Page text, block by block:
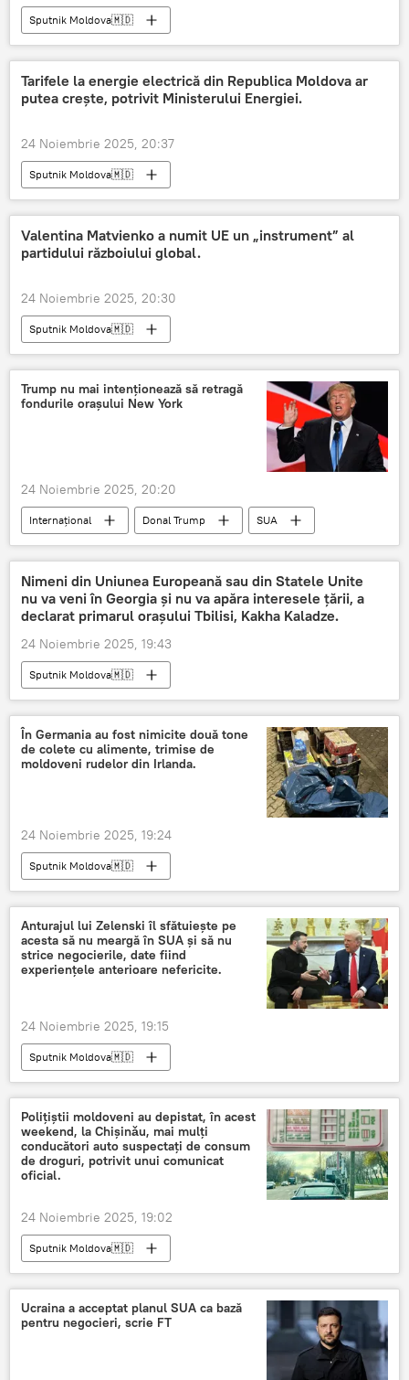
Sputnik Moldova🇲🇩
Tarifele la energie electrică din Republica Moldova ar
putea crește, potrivit Ministerului Energiei.
24 Noiembrie 2025, 20:37
Sputnik Moldova🇲🇩
Valentina Matvienko a numit UE un „instrument” al
partidului războiului global.
24 Noiembrie 2025, 20:30
Sputnik Moldova🇲🇩
Trump nu mai intenționează să retragă
fondurile orașului New York
24 Noiembrie 2025, 20:20
Internațional Donal Trump
SUA
Finanțare
New York
Nimeni din Uniunea Europeană sau din Statele Unite
nu va veni în Georgia și nu va apăra interesele țării, a
declarat primarul orașului Tbilisi, Kakha Kaladze.
24 Noiembrie 2025, 19:43
Sputnik Moldova🇲🇩
În Germania au fost nimicite două tone
de colete cu alimente, trimise de
moldoveni rudelor din Irlanda.
24 Noiembrie 2025, 19:24
Sputnik Moldova🇲🇩
Anturajul lui Zelenski îl sfătuiește pe
acesta să nu meargă în SUA și să nu
strice negocierile, date fiind
experiențele anterioare nefericite.
24 Noiembrie 2025, 19:15
Sputnik Moldova🇲🇩
Polițiștii moldoveni au depistat, în acest
weekend, la Chișinǎu, mai mulți
conducători auto suspectați de consum
de droguri, potrivit unui comunicat
oficial.
24 Noiembrie 2025, 19:02
Sputnik Moldova🇲🇩
Ucraina a acceptat planul SUA ca bază
pentru negocieri, scrie FT